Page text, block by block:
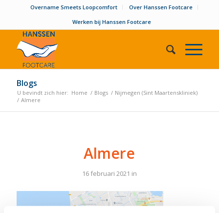
Overname Smeets Loopcomfort
Over Hanssen Footcare
Werken bij Hanssen Footcare
Blogs
U bevindt zich hier: Home / Blogs / Nijmegen (Sint Maartenskliniek)
/ Almere
Almere
16 februari 2021 in